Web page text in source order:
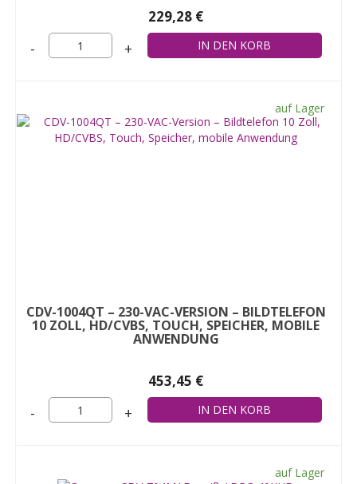
229,28 €
- +
auf Lager
CDV-1004QT – 230-VAC-VERSION – BILDTELEFON
10 ZOLL, HD/CVBS, TOUCH, SPEICHER, MOBILE
ANWENDUNG
453,45 €
- +
auf Lager